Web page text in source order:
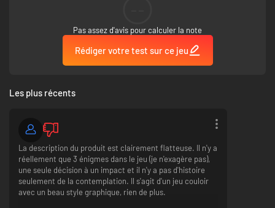
Pas assez d'avis pour calculer la note
Rédiger votre test sur ce jeu
Les plus récents
La description du produit est clairement flatteuse. Il n'y a
réellement que 3 énigmes dans le jeu (je n'exagère pas),
une seule décision à un impact et il n'y a pas d'histoire
seulement de la contemplation. Il s'agit d'un jeu couloir
avec un beau style graphique, rien de plus.